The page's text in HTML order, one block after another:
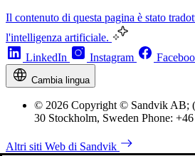
Il contenuto di questa pagina è stato
l'intelligenza artificiale.
LinkedIn
Instagram
Cambia lingua
© 2026 Copyright © Sandvik AB;
30 Stockholm, Sweden Phone:
Altri siti Web di Sandvik